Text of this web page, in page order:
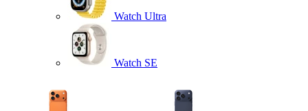
Watch Ultra
Watch SE